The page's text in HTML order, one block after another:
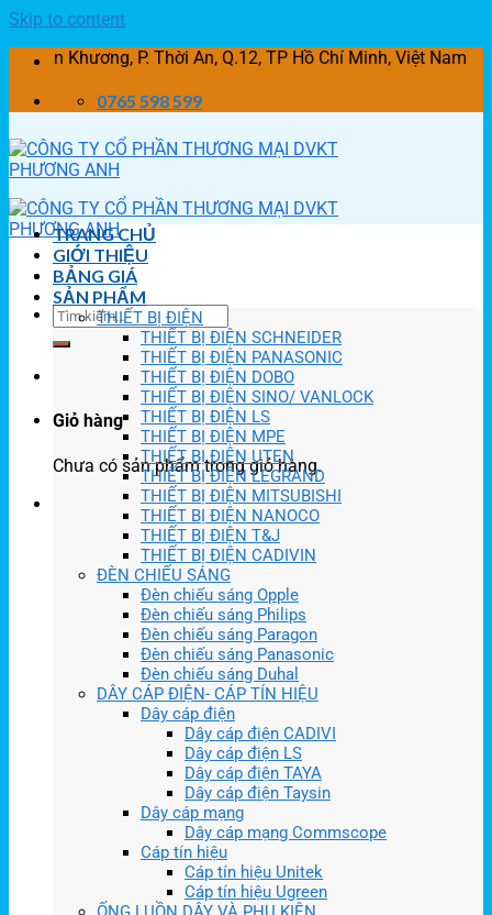
Skip to content
Khương, P. Thời An, Q.12, TP Hồ Chí Minh, Việt Nam
0765 598 599
Giỏ hàng
Chưa có sản phẩm trong giỏ hàng.
TRANG CHỦ
GIỚI THIỆU
BẢNG GIÁ
SẢN PHẨM
THIẾT BỊ ĐIỆN
THIẾT BỊ ĐIỆN SCHNEIDER
THIẾT BỊ ĐIỆN PANASONIC
THIẾT BỊ ĐIỆN DOBO
THIẾT BỊ ĐIỆN SINO/ VANLOCK
THIẾT BỊ ĐIỆN LS
THIẾT BỊ ĐIỆN MPE
THIẾT BỊ ĐIỆN UTEN
THIẾT BỊ ĐIỆN LEGRAND
THIẾT BỊ ĐIỆN MITSUBISHI
THIẾT BỊ ĐIỆN NANOCO
THIẾT BỊ ĐIỆN T&J
THIẾT BỊ ĐIỆN CADIVIN
ĐÈN CHIẾU SÁNG
Đèn chiếu sáng Opple
Đèn chiếu sáng Philips
Đèn chiếu sáng Paragon
Đèn chiếu sáng Panasonic
Đèn chiếu sáng Duhal
DÂY CÁP ĐIỆN- CÁP TÍN HIỆU
Dây cáp điện
Dây cáp điện CADIVI
Dây cáp điện LS
Dây cáp điện TAYA
Dây cáp điện Taysin
Dây cáp mạng
Dây cáp mạng Commscope
Cáp tín hiệu
Cáp tín hiệu Unitek
Cáp tín hiệu Ugreen